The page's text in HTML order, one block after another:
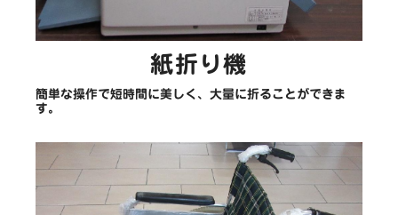
紙折り機
簡単な操作で短時間に美しく、大量に折ることができま
す。